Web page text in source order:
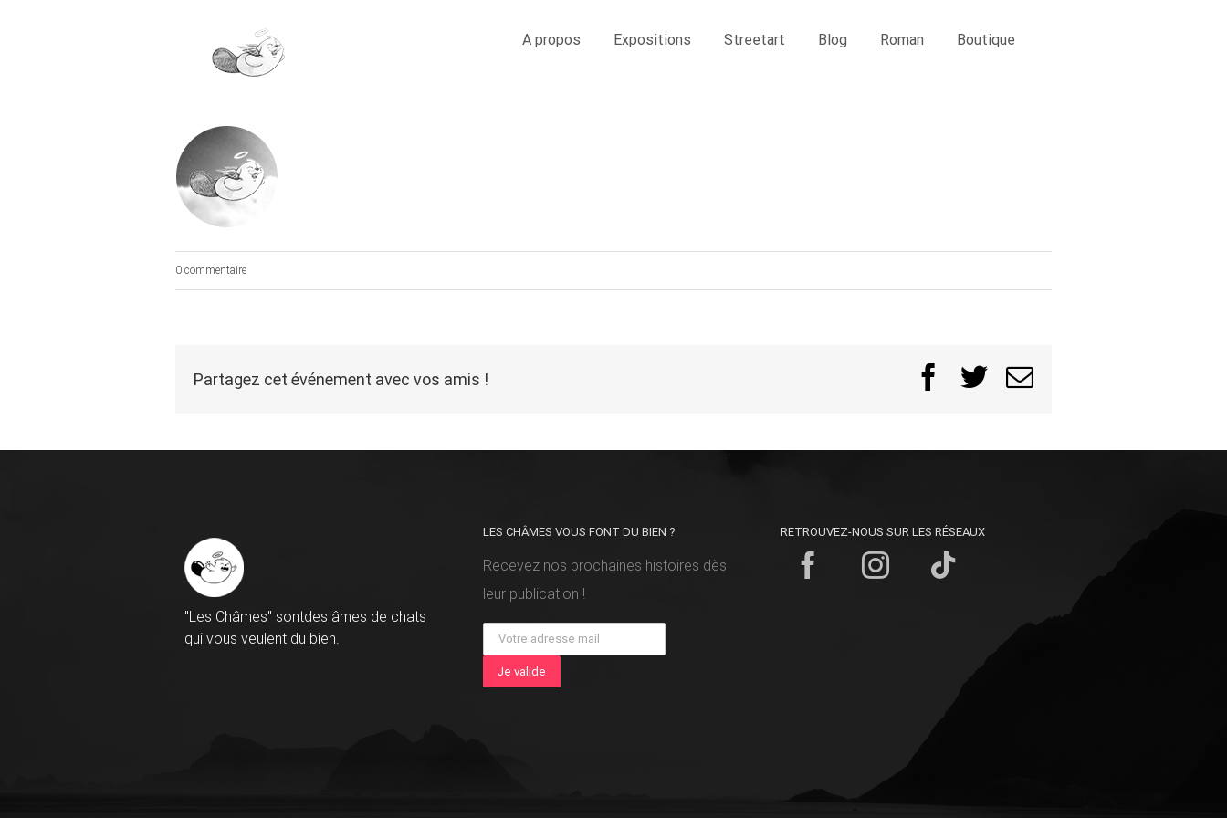
A propos Expositions Streetart Blog Roman Boutique
0 commentaire
Partagez cet événement avec vos amis ! Facebook
TwitterEmail
"Les Châmes" sontdes âmes de chats
qui vous veulent du bien.
LES CHÂMES VOUS FONT DU BIEN ?
Recevez nos prochaines histoires dès
leur publication !
RETROUVEZ-NOUS SUR LES RÉSEAUX